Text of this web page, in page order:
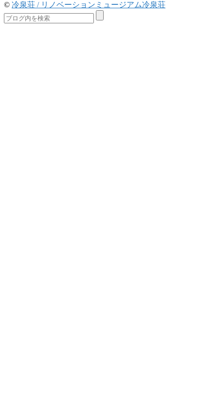
© 冷泉荘 / リノベーションミュージアム冷泉荘